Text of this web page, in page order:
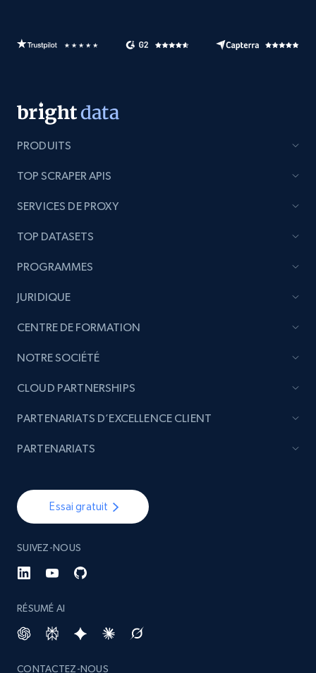
PRODUITS
TOP SCRAPER APIS
SERVICES DE PROXY
TOP DATASETS
PROGRAMMES
JURIDIQUE
CENTRE DE FORMATION
NOTRE SOCIÉTÉ
Essai gratuit
SUIVEZ-NOUS
RÉSUMÉ AI
CONTACTEZ-NOUS
CLOUD PARTNERSHIPS
PARTENARIATS D’EXCELLENCE CLIENT
PARTENARIATS